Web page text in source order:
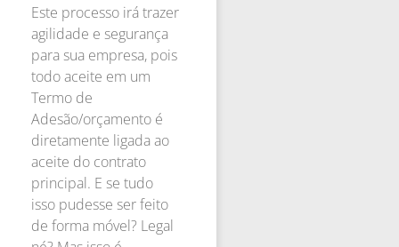
Este processo irá trazer
agilidade e segurança
para sua empresa, pois
todo aceite em um
Termo de
Adesão/orçamento é
diretamente ligada ao
aceite do contrato
principal. E se tudo
isso pudesse ser feito
de forma móvel? Legal